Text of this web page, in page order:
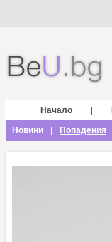
Начало |
Новини
| Попадения